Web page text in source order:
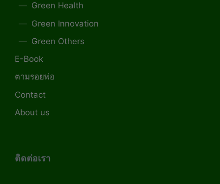
Green Health
Green Innovation
Green Others
E-Book
ตามรอยพ่อ
Contact
About us
ติดต่อเรา